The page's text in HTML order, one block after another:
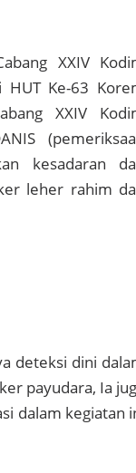
XXIV
HUT Ke-63
XXIV
kesadaran
leher rahim
deteksi dini
payudara, Ia
dalam kegiatan